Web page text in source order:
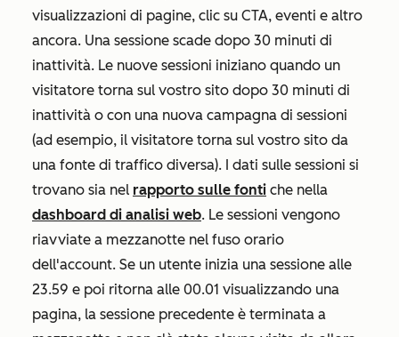
visualizzazioni di pagine, clic su CTA, eventi e altro
ancora. Una sessione scade dopo 30 minuti di
inattività. Le nuove sessioni iniziano quando un
visitatore torna sul vostro sito dopo 30 minuti di
inattività o con una nuova campagna di sessioni
(ad esempio, il visitatore torna sul vostro sito da
una fonte di traffico diversa). I dati sulle sessioni si
trovano sia nel rapporto sulle fonti che nella
dashboard di analisi web. Le sessioni vengono
riavviate a mezzanotte nel fuso orario
dell'account. Se un utente inizia una sessione alle
23.59 e poi ritorna alle 00.01 visualizzando una
pagina, la sessione precedente è terminata a